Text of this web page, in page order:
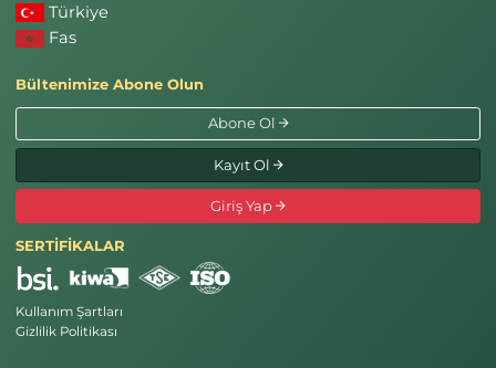
Türkiye
Fas
Bültenimize Abone Olun
Abone Ol
Kayıt Ol
Giriş Yap
SERTİFİKALAR
Kullanım Şartları
Gizlilik Politikası